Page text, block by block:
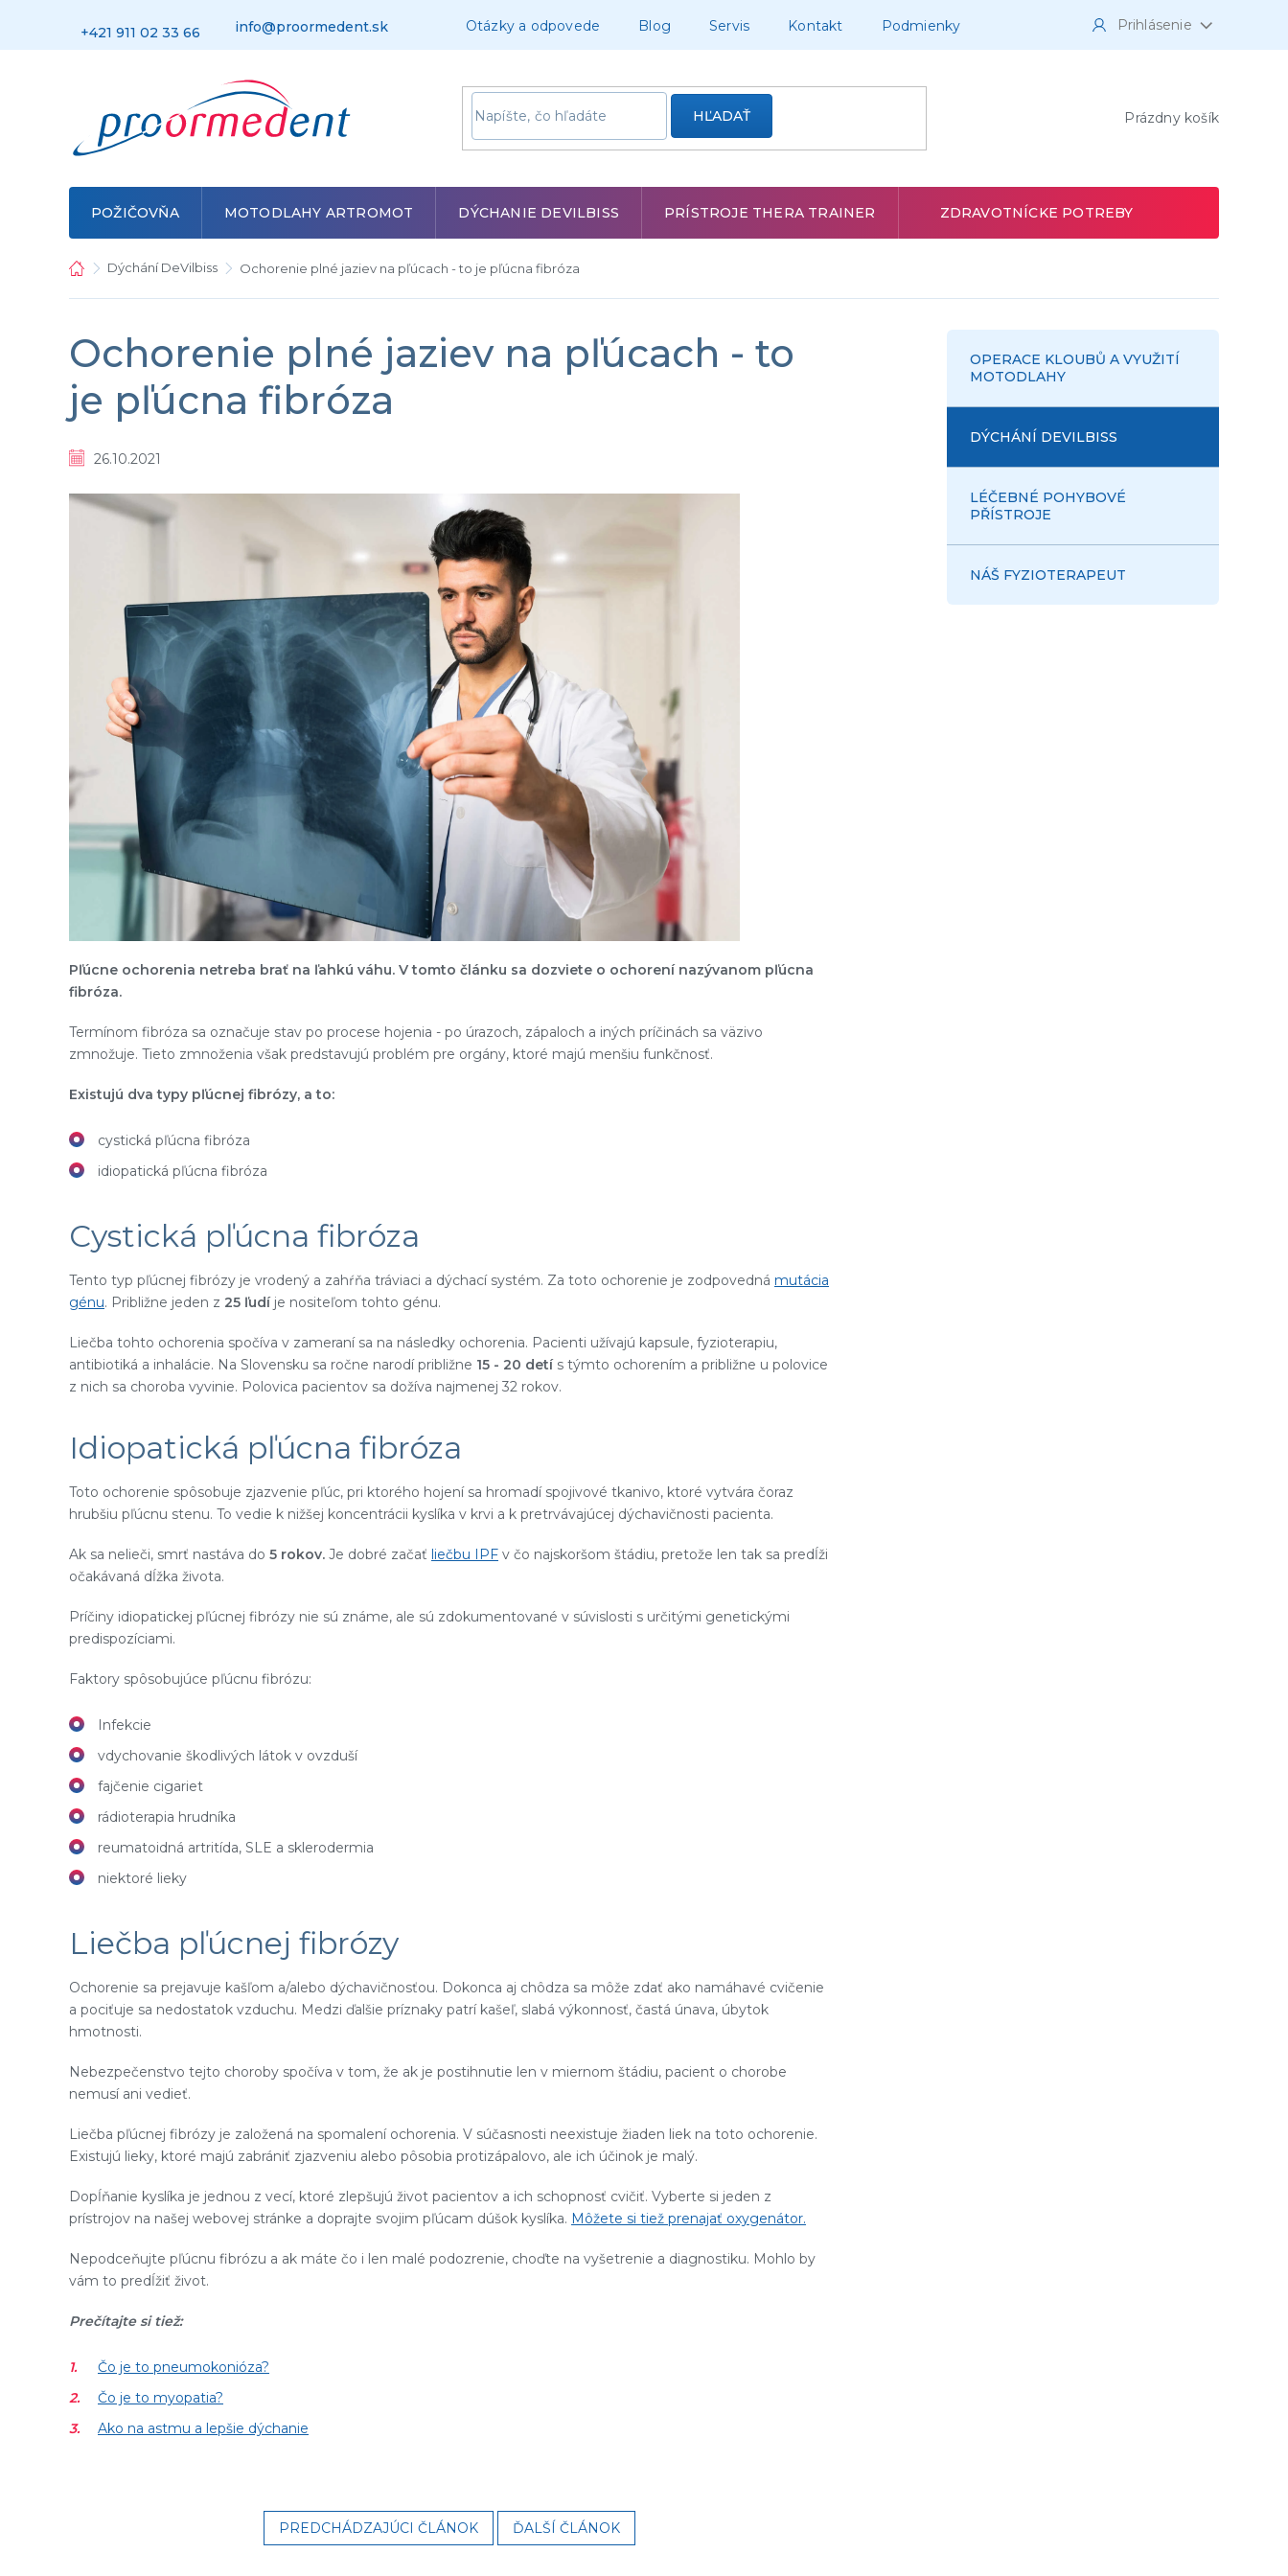
+421 911 02 33 66 info@proormedent.sk Otázky a odpovede Blog Servis Kontakt Podmienky Prihlásenie
HĽADAŤ
NÁKUPNÝ
Prázdny košík
POŽIČOVŇA MOTODLAHY ARTROMOT DÝCHANIE DEVILBISS PRÍSTROJE THERA TRAINER ZDRAVOTNÍCKE POTREBY
DomovDýchání DeVilbiss Ochorenie plné jaziev na pľúcach - to je pľúcna fibróza
Ochorenie plné jaziev na pľúcach - to
je pľúcna fibróza
26.10.2021
Pľúcne ochorenia netreba brať na ľahkú váhu. V tomto článku sa dozviete o ochorení nazývanom pľúcna
fibróza.
Termínom fibróza sa označuje stav po procese hojenia - po úrazoch, zápaloch a iných príčinách sa väzivo
zmnožuje. Tieto zmnoženia však predstavujú problém pre orgány, ktoré majú menšiu funkčnosť.
Existujú dva typy pľúcnej fibrózy, a to:
cystická pľúcna fibróza
idiopatická pľúcna fibróza
Cystická pľúcna fibróza
Tento typ pľúcnej fibrózy je vrodený a zahŕňa tráviaci a dýchací systém. Za toto ochorenie je zodpovedná mutácia
génu. Približne jeden z 25 ľudíje nositeľom tohto génu.
Liečba tohto ochorenia spočíva v zameraní sa na následky ochorenia. Pacienti užívajú kapsule, fyzioterapiu,
antibiotiká a inhalácie. Na Slovensku sa ročne narodí približne 15 - 20 detís týmto ochorením a približne u polovice
z nich sa choroba vyvinie. Polovica pacientov sa dožíva najmenej 32 rokov.
Idiopatická pľúcna fibróza
Toto ochorenie spôsobuje zjazvenie pľúc, pri ktorého hojení sa hromadí spojivové tkanivo, ktoré vytvára čoraz
hrubšiu pľúcnu stenu. To vedie k nižšej koncentrácii kyslíka v krvi a k pretrvávajúcej dýchavičnosti pacienta.
Ak sa nelieči, smrť nastáva do 5 rokov. Je dobré začať liečbu IPF v čo najskoršom štádiu, pretože len tak sa predĺži
očakávaná dĺžka života.
Príčiny idiopatickej pľúcnej fibrózy nie sú známe, ale sú zdokumentované v súvislosti s určitými genetickými
predispozíciami.
Faktory spôsobujúce pľúcnu fibrózu:
Infekcie
vdychovanie škodlivých látok v ovzduší
fajčenie cigariet
rádioterapia hrudníka
reumatoidná artritída, SLE a sklerodermia
niektoré lieky
Liečba pľúcnej fibrózy
Ochorenie sa prejavuje kašľom a/alebo dýchavičnosťou. Dokonca aj chôdza sa môže zdať ako namáhavé cvičenie
a pociťuje sa nedostatok vzduchu. Medzi ďalšie príznaky patrí kašeľ, slabá výkonnosť, častá únava, úbytok
hmotnosti.
Nebezpečenstvo tejto choroby spočíva v tom, že ak je postihnutie len v miernom štádiu, pacient o chorobe
nemusí ani vedieť.
Liečba pľúcnej fibrózy je založená na spomalení ochorenia. V súčasnosti neexistuje žiaden liek na toto ochorenie.
Existujú lieky, ktoré majú zabrániť zjazveniu alebo pôsobia protizápalovo, ale ich účinok je malý.
Dopĺňanie kyslíka je jednou z vecí, ktoré zlepšujú život pacientov a ich schopnosť cvičiť. Vyberte si jeden z
prístrojov na našej webovej stránke a doprajte svojim pľúcam dúšok kyslíka. Môžete si tiež prenajať oxygenátor.
Nepodceňujte pľúcnu fibrózu a ak máte čo i len malé podozrenie, choďte na vyšetrenie a diagnostiku. Mohlo by
vám to predĺžiť život.
Prečítajte si tiež:
Čo je to pneumokonióza?
Čo je to myopatia?
Ako na astmu a lepšie dýchanie
PREDCHÁDZAJÚCI ČLÁNOK ĎALŠÍ ČLÁNOK
OPERACE KLOUBŮ A VYUŽITÍ
MOTODLAHY
DÝCHÁNÍ DEVILBISS
LÉČEBNÉ POHYBOVÉ
PŘÍSTROJE
NÁŠ FYZIOTERAPEUT